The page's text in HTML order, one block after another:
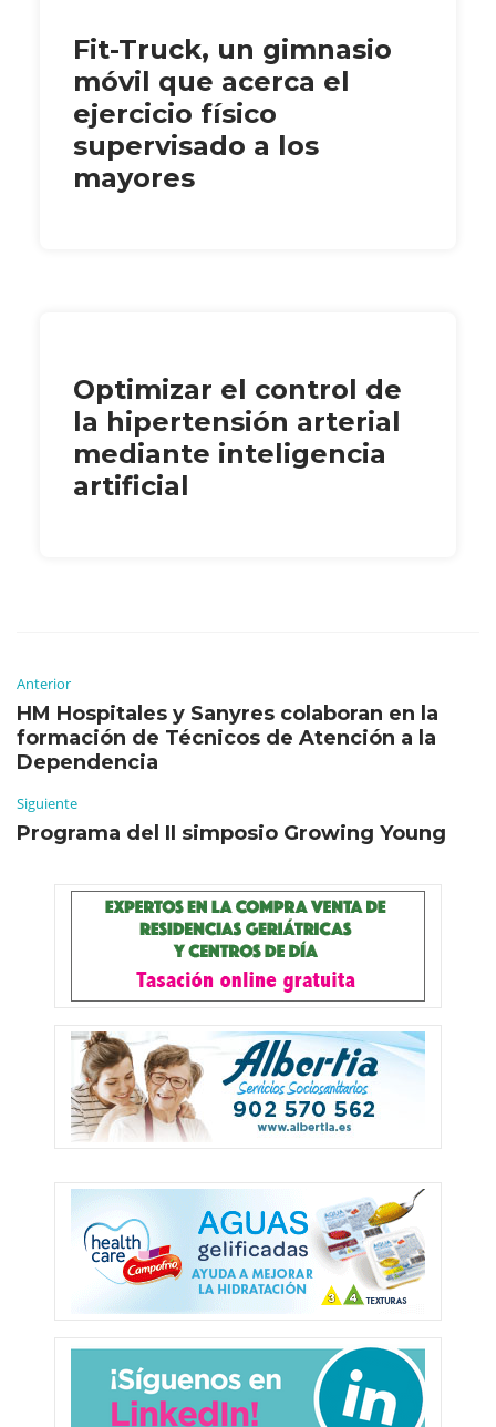
Fit-Truck, un gimnasio
móvil que acerca el
ejercicio físico
supervisado a los
mayores
Optimizar el control de
la hipertensión arterial
mediante inteligencia
artificial
Anterior
HM Hospitales y Sanyres colaboran en la
formación de Técnicos de Atención a la
Dependencia
Siguiente
Programa del II simposio Growing Young